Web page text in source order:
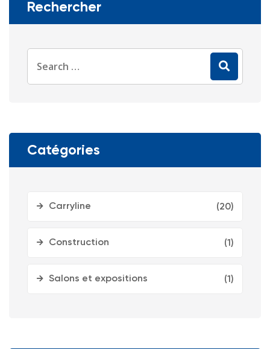
Rechercher
for:
Catégories
Carryline (20)
Construction (1)
Salons et expositions (1)